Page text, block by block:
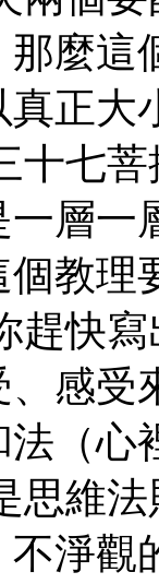
麼這
真正大
十七
層一
教理
趕快
感受
（心
思維
不淨觀